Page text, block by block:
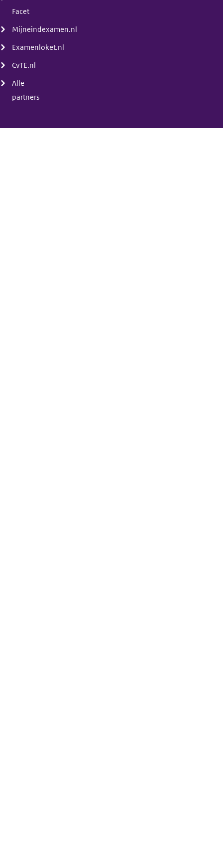
Facet
Mijneindexamen.nl
Examenloket.nl
CvTE.nl
Alle
partners